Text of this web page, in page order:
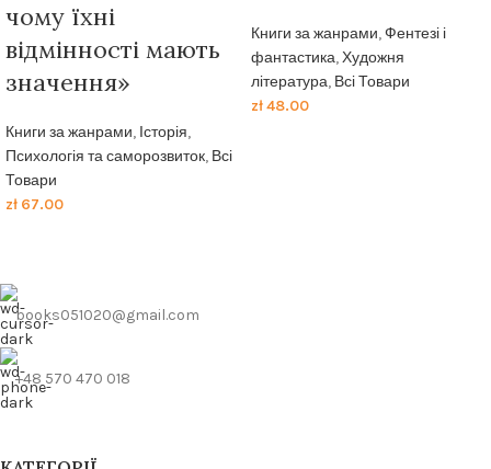
чому їхні
відмінності мають
значення»
Книги за жанрами, Історія,
Психологія та саморозвиток, Всі
Товари
zł 67.00
Книги за жанрами,Фентезі і
фантастика,Художня
література, Всі Товари
zł48.00
books051020@gmail.com
+48 570 470 018